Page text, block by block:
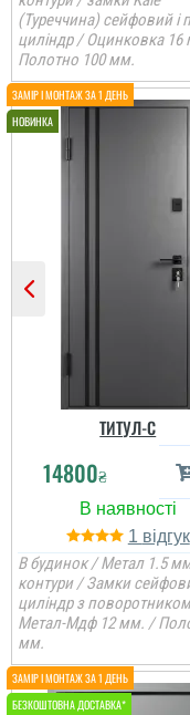
(Туреччина) сейфовий і
циліндр / Оцинковка
Полотно 100 мм.
ТИТУЛ-С
14800₴
1
В будинок / Метал 1.5
контури / Замки
циліндр з
Метал-Мдф 12 мм. /
мм.